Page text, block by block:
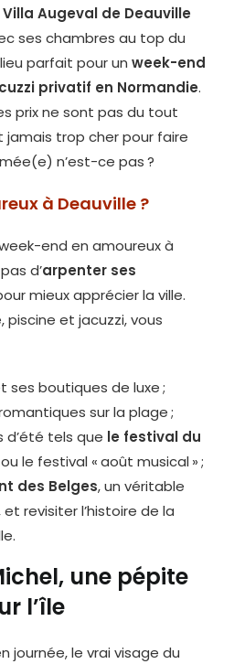
Villa Augeval de Deauville
ses chambres au top du
parfait pour unweek-end
privatif en Normandie.
prix ne sont pas du tout
jamais trop cher pour faire
n’est-ce pas ?
à Deauville ?
end en amoureux à
d’arpenter ses
mieux apprécier la ville.
piscine et jacuzzi, vous
ses boutiques de luxe ;
sur la plage ;
d’été tels que le festival du
ou le festival « août musical » ;
des Belges, un véritable
revisiter l’histoire de la
une pépite
l’île
journée, le vrai visage du